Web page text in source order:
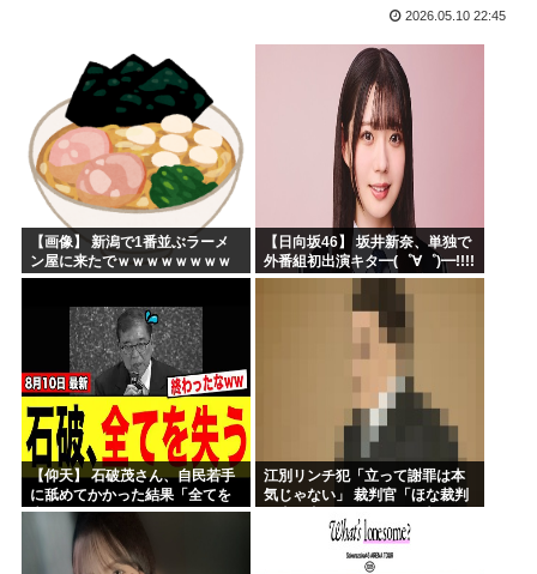
日本のトンカツチェーンのママ応援企画が炎上！←「怒る理由...
韓国人「日本の村上宗隆 vs 韓国のイ・ジョンフ」→「」...
進次郎「日米同盟の絆の強さと、平素から培った協力関係が」...
兵庫県斎藤知事、宣戦布告「数十年に渡るその場しのぎ、先送...
ちいかわ60億円www
2026.05.10 22:45
【画像】 新潟で1番並ぶラーメ
ン屋に来たでｗｗｗｗｗｗｗｗ
【日向坂46】 坂井新奈、単独で
外番組初出演キタ━(゜∀゜)━!!!!
【仰天】 石破茂さん、自民若手
に舐めてかかった結果「全てを
失うｗｗｗｗｗ」
江別リンチ犯「立って謝罪は本
気じゃない」 裁判官「ほな裁判
ゃないな」